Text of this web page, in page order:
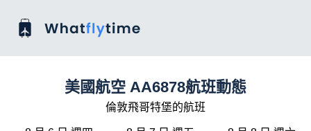
美國航空 AA6878航班動態
倫敦飛哥特堡的航班